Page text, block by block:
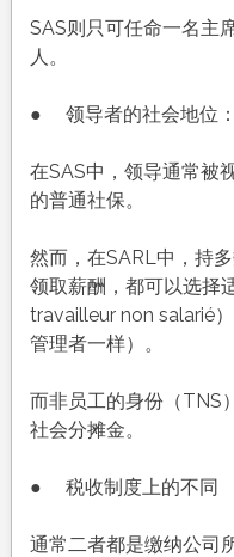
SAS则只可任命一名主
人。
● 领导者的社会地位：
在SAS中，领导通常被
的普通社保。
然而，在SARL中，持
领取薪酬，都可以选择
travailleur non salarié
管理者一样）。
而非员工的身份（TNS
社会分摊金。
● 税收制度上的不同
通常二者都是缴纳公司